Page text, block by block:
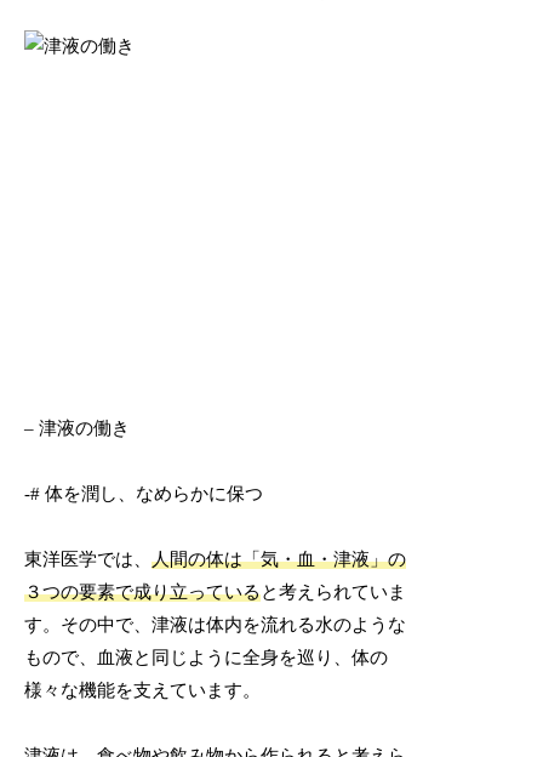
– 津液の働き
-# 体を潤し、なめらかに保つ
東洋医学では、人間の体は「気・血・津液」の
３つの要素で成り立っていると考えられていま
す。その中で、津液は体内を流れる水のような
もので、血液と同じように全身を巡り、体の
様々な機能を支えています。